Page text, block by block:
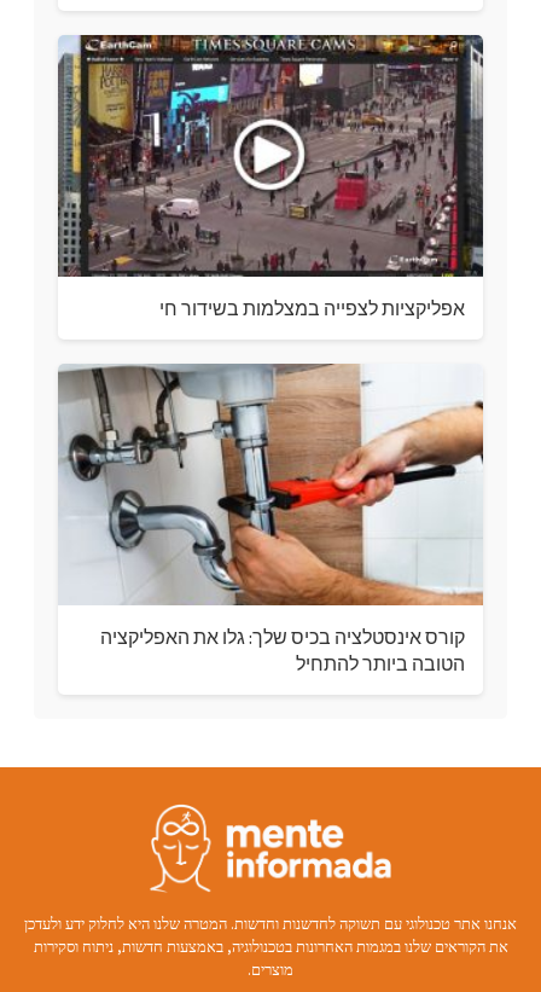
אפליקציות לצפייה במצלמות בשידור חי
קורס אינסטלציה בכיס שלך: גלו את האפליקציה
הטובה ביותר להתחיל
אנחנו אתר טכנולוגי עם תשוקה לחדשנות וחדשות. המטרה שלנו היא לחלוק ידע ולעדכן
את הקוראים שלנו במגמות האחרונות בטכנולוגיה, באמצעות חדשות, ניתוח וסקירות
מוצרים.